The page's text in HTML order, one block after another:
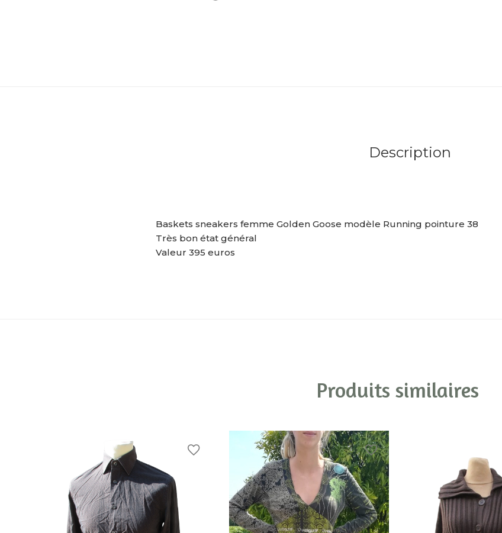
Description
Baskets sneakers femme Golden Goose modèle Running pointure 38
Très bon état général
Valeur 395 euros
Produits similaires